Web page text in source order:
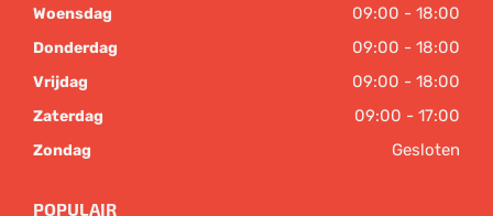
Woensdag 09:00 - 18:00
Donderdag 09:00 - 18:00
Vrijdag 09:00 - 18:00
Zaterdag 09:00 - 17:00
Zondag Gesloten
POPULAIR